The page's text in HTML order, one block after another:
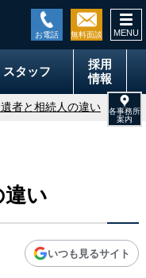
スタッフ
採用
情報
者と相続人の違い
違い
いつも見るサイト